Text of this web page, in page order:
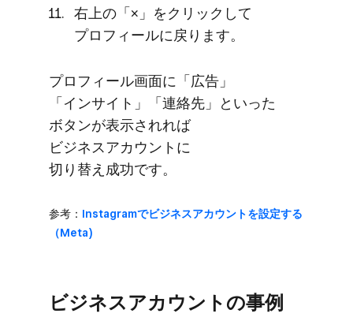
右上の​「×」を​クリックして​
プロフィールに​戻ります。
プロフィール画面に​「広告」​
「インサイト」​「連絡先」と​いった​
ボタンが​表示されれば​
ビジネスアカウントに​
切り替え成功です。
参考： Instagramで​ビジネスアカウントを​設定する​
（Meta)
ビジネスアカウントの​事例